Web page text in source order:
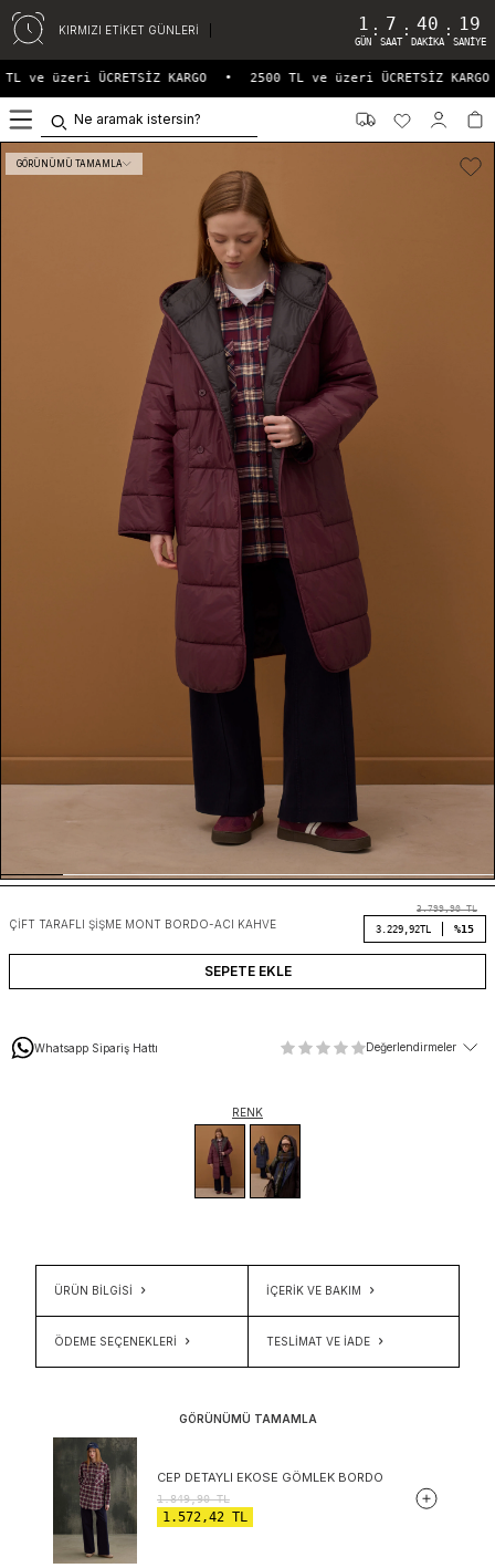
KIRMIZI ETİKET GÜNLERİ 1
GÜN
: 7
SAAT
: 40
DAKIKA
: 19
SANIYE
ve üzeri ÜCRETSİZ KARGO 2500 TL ve üzeri ÜCRETSİZ KARGO
GÖRÜNÜMÜ TAMAMLA
ÇIFT TARAFLI ŞIŞME MONT BORDO-ACI KAHVE
3.799,90TL
3.229,92TL %15
SEPETE EKLE
Whatsapp Sipariş Hattı Değerlendirmeler
RENK
ÜRÜN BİLGİSİ İÇERIK VE BAKIM
ÖDEME SEÇENEKLERI TESLIMAT VE İADE
GÖRÜNÜMÜ TAMAMLA
CEP DETAYLI EKOSE GÖMLEK BORDO
1.849,90TL
1.572,42 TL